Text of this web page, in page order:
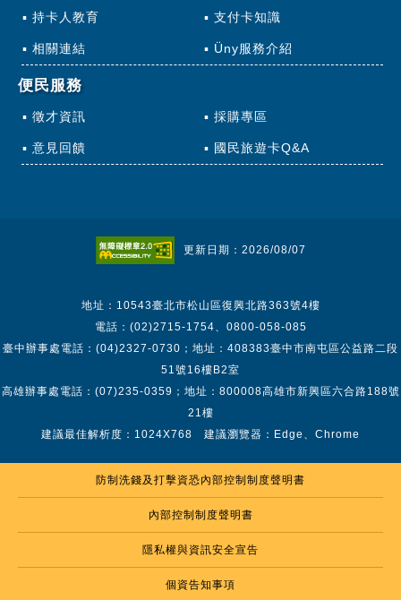
持卡人教育 支付卡知識
相關連結 Üny服務介紹
便民服務
徵才資訊 採購專區
意見回饋 國民旅遊卡Q&A
更新日期：2026/08/07
地址：10543臺北市松山區復興北路363號4樓
電話：(02)2715-1754、0800-058-085
臺中辦事處電話：(04)2327-0730；地址：408383臺中市南屯區公益路二段
51號16樓B2室
高雄辦事處電話：(07)235-0359；地址：800008高雄市新興區六合路188號
21樓
建議最佳解析度：1024X768 建議瀏覽器：Edge、Chrome
防制洗錢及打擊資恐內部控制制度聲明書
內部控制制度聲明書
隱私權與資訊安全宣告
個資告知事項